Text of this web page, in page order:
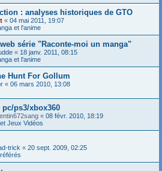
: analyses historiques de GTO
« 04 mai 2011, 19:07
et l'anime
série "Raconte-moi un manga"
« 18 janv. 2011, 08:15
et l'anime
Hunt For Gollum
« 06 mars 2010, 13:08
ps3/xbox360
« 08 févr. 2010, 18:19
Jeux Vidéos
trick « 20 sept. 2009, 02:25